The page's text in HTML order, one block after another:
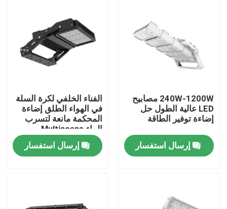
بيت
منتجات
240W-1200W مصابيح
LED عالية الطول حل
إضاءة توفير الطاقة
إرسال استفسار
الفناء الخلفي لكرة السلة
في الهواء الطلق إضاءة
المحكمة مانعة لتسرب
الماء Multiscene
إرسال استفسار